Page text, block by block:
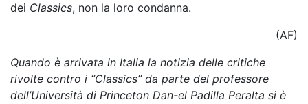
dei Classics, non la loro condanna.
(AF)
Quando è arrivata in Italia la notizia delle critiche
rivolte contro i “Classics” da parte del professore
dell’Università di Princeton Dan-el Padilla Peralta si è